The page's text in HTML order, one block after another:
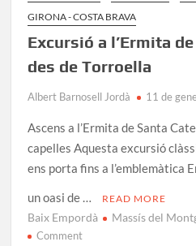
GIRONA - COSTA BRAVA
Excursió a l’Ermita
des de Torroella
Albert Barnosell Jordà 11 de
Ascens a l’Ermita de Santa
capelles Aquesta excursió
ens porta fins a l’emblemàtica
un oasi de …
READ MORE
Baix Empordà Massís del
Commenton